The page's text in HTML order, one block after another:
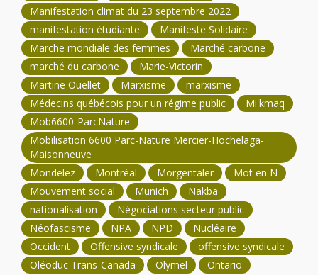
Manifestation climat du 23 septembre 2022
manifestation étudiante
Manifeste Solidaire
Marche mondiale des femmes
Marché carbone
marché du carbone
Marie-Victorin
Martine Ouellet
Marxisme
marxisme
Médecins québécois pour un régime public
Mi'kmaq
Mob6600-ParcNature
Mobilisation 6600 Parc-Nature Mercier-Hochelaga-
Maisonneuve
Mondelez
Montréal Morgentaler
Mot en N
Mouvement social
Munich
Nakba
nationalisation
Négociations secteur public
Néofascisme
NPA NPD
Nucléaire
Occident
Offensive syndicale
offensive syndicale
Oléoduc Trans-Canada
Olymel
Ontario